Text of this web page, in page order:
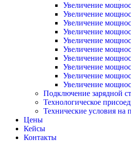
Увеличение
Увеличение
Увеличение
Увеличение
Увеличение
Увеличение
Увеличение
Увеличение
Увеличение
Увеличение
Подключение зарядной
Технологическое
Технические условия на
Цены
Кейсы
Контакты